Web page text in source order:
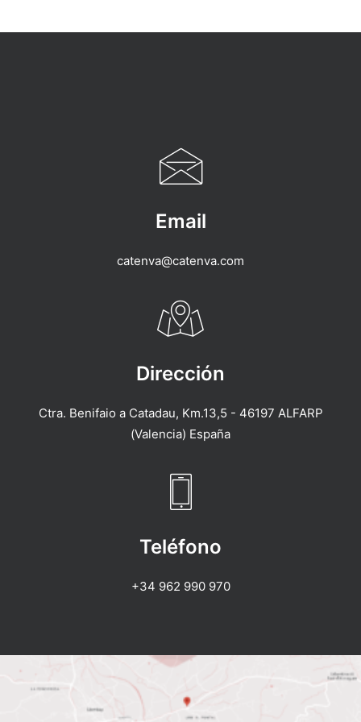
Email
catenva@catenva.com
Dirección
Ctra. Benifaio a Catadau, Km.13,5 - 46197 ALFARP
(Valencia) España
Teléfono
+34 962 990 970